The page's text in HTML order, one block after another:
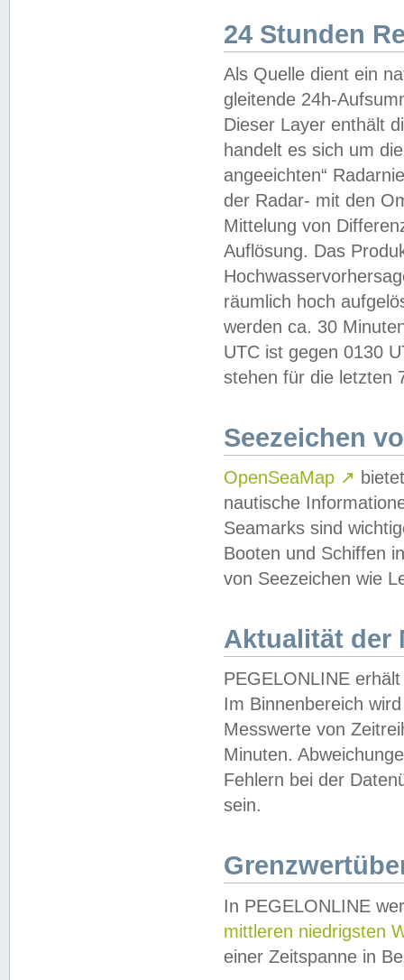
24 Stunden
Als Quelle dient ein
gleitende 24h-
Dieser Layer enthält
handelt es sich um
angeeichten“
der Radar- mit den
Mittelung von
Auflösung. Das
räumlich hoch
werden ca. 30
UTC ist gegen 0130
stehen für die letzten
Seezeichen
OpenSeaMap ↗
nautische
Seamarks sind
Booten und Schiffen
von Seezeichen wie
Aktualität der
PEGELONLINE
Im Binnenbereich
Messwerte von
Minuten.
Fehlern bei der
sein.
In PEGELONLINE
mittleren niedrigsten
einer Zeitspanne in